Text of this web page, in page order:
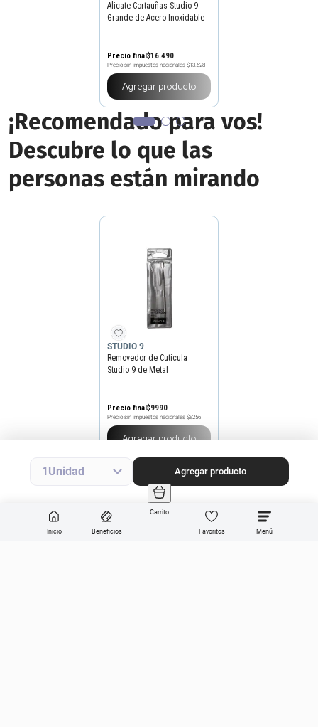
Inicio Beneficios
Carrito
Favoritos
1 Agregar producto
Alicate Cortauñas Studio 9
Grande de Acero Inoxidable
Precio final$16.490
Precio sin impuestos nacionales $13.628
Agregar producto
¡Recomendado para vos!
Descubre lo que las
personas están mirando
STUDIO 9
Removedor de Cutícula
Studio 9 de Metal
Precio final$9990
Precio sin impuestos nacionales $8256
Agregar producto